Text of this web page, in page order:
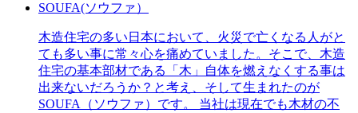
SOUFA(ソウファ）
木造住宅の多い日本において、火災で亡くなる人がと
ても多い事に常々心を痛めていました。そこで、木造
住宅の基本部材である「木」自体を燃えなくする事は
出来ないだろうか？と考え、そして生まれたのが
SOUFA（ソウファ）です。 当社は現在でも木材の不